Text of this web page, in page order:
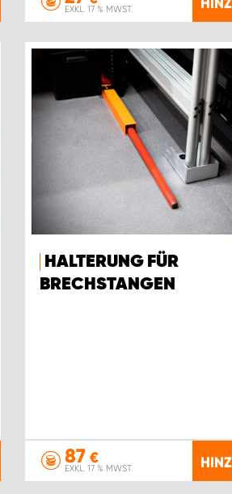
EXKL. 17 % MWST.
HALTERUNG FÜR
BRECHSTANGEN
87€
EXKL. 17 % MWST.